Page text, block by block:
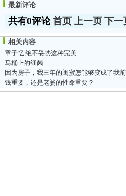
最新评论
共有0评论首页 上一页 下一
相关内容
章子忆 绝不妥协这种完美
马桶上的细菌
钱重要，还是老婆的性命重要？